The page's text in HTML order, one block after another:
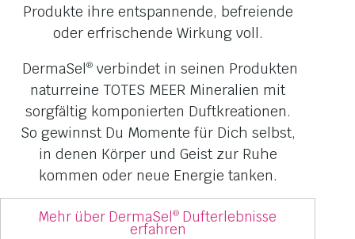
Produkte ihre entspannende, befreiende
oder erfrischende Wirkung voll.
DermaSel®verbindet in seinen Produkten
naturreine TOTES MEER Mineralien mit
sorgfältig komponierten Duftkreationen.
So gewinnst Du Momente für Dich selbst,
in denen Körper und Geist zur Ruhe
kommen oder neue Energie tanken.
Mehr über DermaSel ® Dufterlebnisse
erfahren